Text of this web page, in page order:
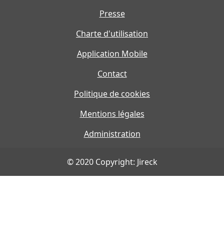
Presse
Charte d'utilisation
Application Mobile
Contact
Politique de cookies
Mentions légales
Administration
© 2020 Copyright: Jireck